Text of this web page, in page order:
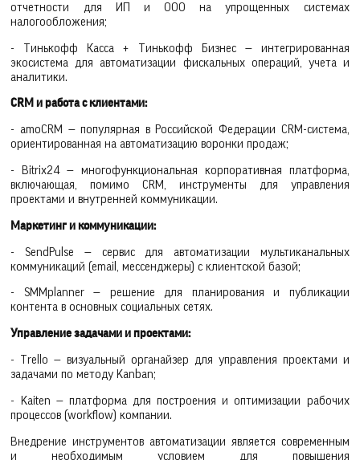
отчетности для ИП и ООО на упрощенных системах
налогообложения;
- Тинькофф Касса + Тинькофф Бизнес — интегрированная
экосистема для автоматизации фискальных операций, учета и
аналитики.
CRM и работа с клиентами:
- amoCRM — популярная в Российской Федерации CRM-система,
ориентированная на автоматизацию воронки продаж;
- Bitrix24 — многофункциональная корпоративная платформа,
включающая, помимо CRM, инструменты для управления
проектами и внутренней коммуникации.
Маркетинг и коммуникации:
- SendPulse — сервис для автоматизации мультиканальных
коммуникаций (email, мессенджеры) с клиентской базой;
- SMMplanner — решение для планирования и публикации
контента в основных социальных сетях.
Управление задачами и проектами:
- Trello — визуальный органайзер для управления проектами и
задачами по методу Kanban;
- Kaiten — платформа для построения и оптимизации рабочих
процессов (workflow) компании.
Внедрение инструментов автоматизации является современным
и необходимым условием для повышения